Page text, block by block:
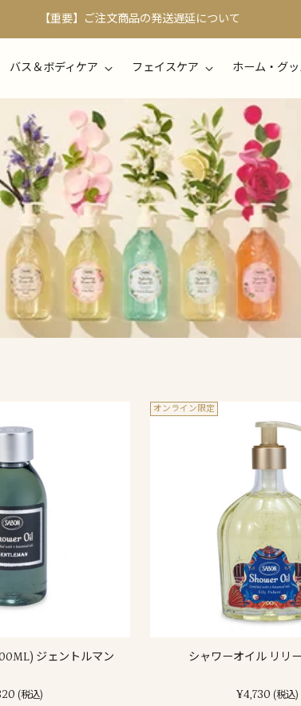
【重要】ご注文商品の発送遅延について
バス＆ボディケア フェイスケア ホーム・グッ
ジェントルマン
(税込)
オンライン限定
シャワーオイル リリ
¥4,730 (税込)